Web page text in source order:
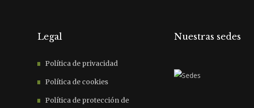
Legal
Política de privacidad
Política de cookies
Política de protección de
Nuestras sedes